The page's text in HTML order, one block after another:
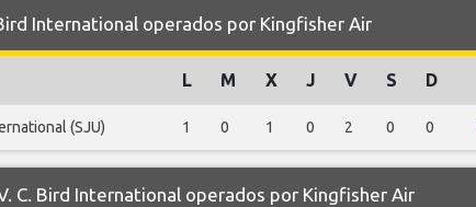
International operados por Kingfisher Air
L M X J V S D
(SJU) 1 0 1 0 2 0 0
C. Bird International operados por Kingfisher Air